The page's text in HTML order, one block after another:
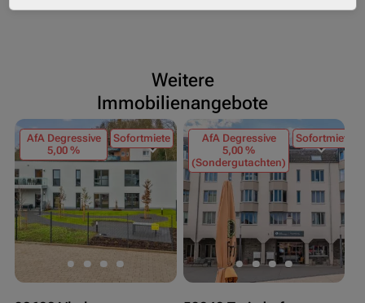
Weitere
Immobilienangebote
AfA Degressive
5,00 %
Sofortmiete
AfA Degressive
5,00 %
(Sondergutachten)
Sofortmiete